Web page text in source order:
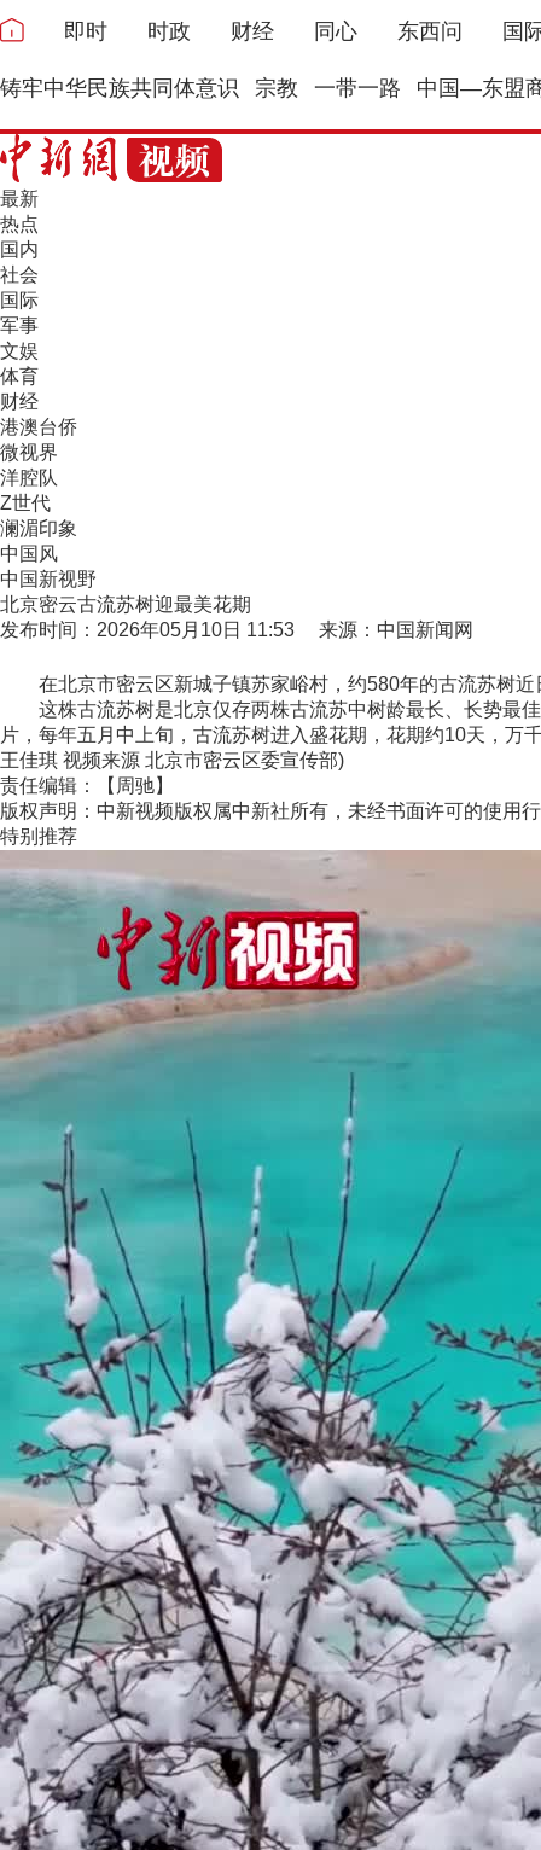
即时 时政 财经 同心 东西问 国
铸牢中华民族共同体意识 宗教 一带一路 中国—东盟
最新
热点
国内
社会
国际
军事
文娱
体育
财经
港澳台侨
微视界
洋腔队
Z世代
澜湄印象
中国风
中国新视野
北京密云古流苏树迎最美花期
发布时间：2026年05月10日 11:53 来源：中国新闻网
在北京市密云区新城子镇苏家峪村，约580年的古流苏树近
这株古流苏树是北京仅存两株古流苏中树龄最长、长势最佳
片，每年五月中上旬，古流苏树进入盛花期，花期约10天，
王佳琪 视频来源 北京市密云区委宣传部)
责任编辑：【周驰】
版权声明：中新视频版权属中新社所有，未经书面许可的使用
特别推荐